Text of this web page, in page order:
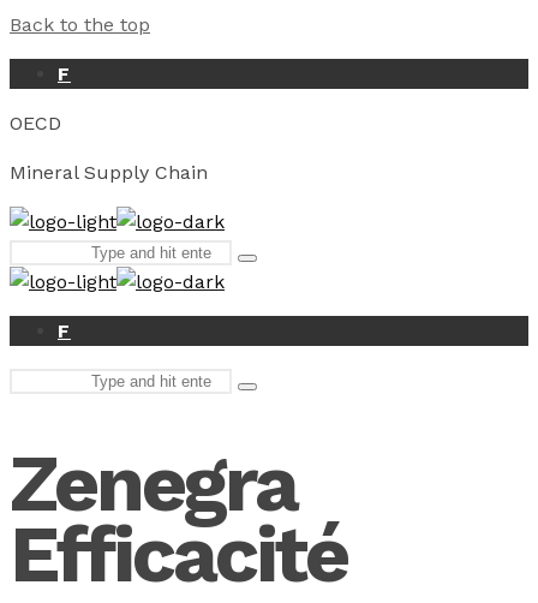
Back to the top
F
OECD
Mineral Supply Chain
for:
Type
enter
F
Type
Zenegra
Efficacité